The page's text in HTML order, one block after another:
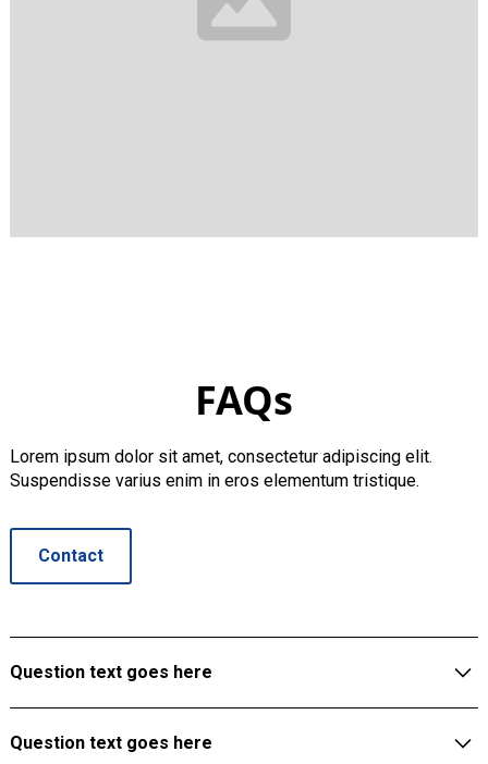
FAQs
Lorem ipsum dolor sit amet, consectetur adipiscing elit.
Suspendisse varius enim in eros elementum tristique.
Contact
Question text goes here
Suspendisse varius enim in eros elementum tristique.
Question text goes here